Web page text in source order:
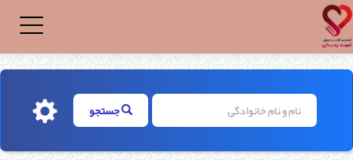
جستجو